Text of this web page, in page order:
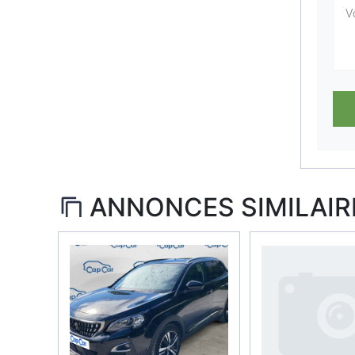
ANNONCES